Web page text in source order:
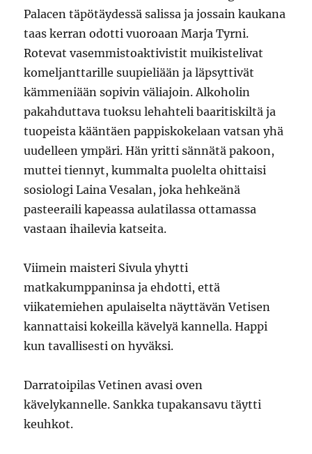
Palacen täpötäydessä salissa ja jossain kaukana
taas kerran odotti vuoroaan Marja Tyrni.
Rotevat vasemmistoaktivistit muikistelivat
komeljanttarille suupieliään ja läpsyttivät
kämmeniään sopivin väliajoin. Alkoholin
pakahduttava tuoksu lehahteli baaritiskiltä ja
tuopeista kääntäen pappiskokelaan vatsan yhä
uudelleen ympäri. Hän yritti sännätä pakoon,
muttei tiennyt, kummalta puolelta ohittaisi
sosiologi Laina Vesalan, joka hehkeänä
pasteeraili kapeassa aulatilassa ottamassa
vastaan ihailevia katseita.
Viimein maisteri Sivula yhytti
matkakumppaninsa ja ehdotti, että
viikatemiehen apulaiselta näyttävän Vetisen
kannattaisi kokeilla kävelyä kannella. Happi
kun tavallisesti on hyväksi.
Darratoipilas Vetinen avasi oven
kävelykannelle. Sankka tupakansavu täytti
keuhkot.